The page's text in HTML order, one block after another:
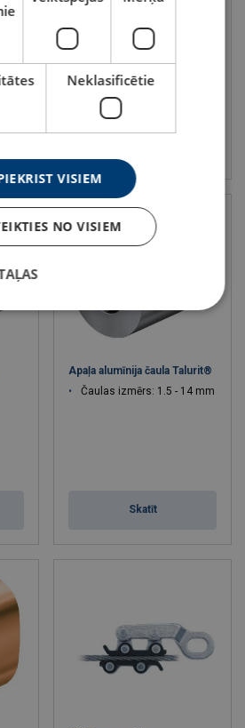
ar
T
Cilindriska alumīnija čaula
Apaļa alumīnija čaula Talurit®
Čaulas izmērs: 1.5 - 14 mm
Skatīt
Neklasificētie
VISIEM
NO VISIEM